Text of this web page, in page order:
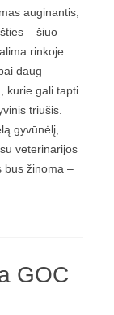
auginantis,
– šiuo
rinkoje
daug
kurie gali tapti
triušis.
gyvūnėlį,
veterinarijos
bus žinoma –
GOC